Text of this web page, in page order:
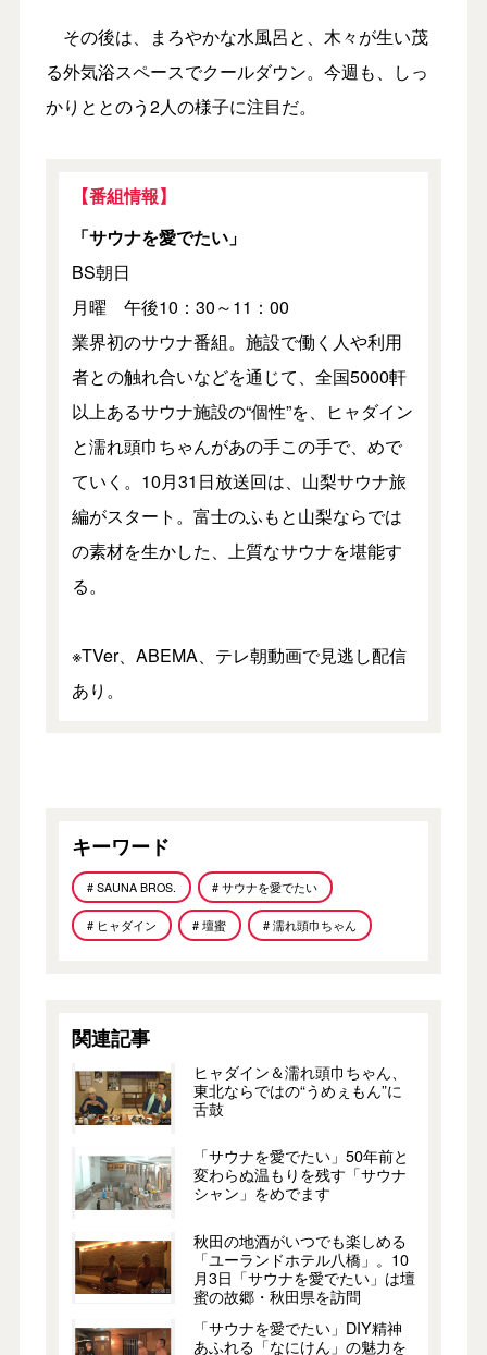
その後は、まろやかな水風呂と、木々が生い茂
る外気浴スペースでクールダウン。今週も、しっ
かりととのう2人の様子に注目だ。
【番組情報】
「サウナを愛でたい」
BS朝日
月曜 午後10：30～11：00
業界初のサウナ番組。施設で働く人や利用
者との触れ合いなどを通じて、全国5000軒
以上あるサウナ施設の“個性”を、ヒャダイン
と濡れ頭巾ちゃんがあの手この手で、めで
ていく。10月31日放送回は、山梨サウナ旅
編がスタート。富士のふもと山梨ならでは
の素材を生かした、上質なサウナを堪能す
る。
※TVer、ABEMA、テレ朝動画で見逃し配信
あり。
キーワード
# SAUNA BROS. # サウナを愛でたい
# ヒャダイン # 壇蜜 # 濡れ頭巾ちゃん
関連記事
ヒャダイン＆濡れ頭巾ちゃん、
東北ならではの“うめぇもん”に
舌鼓
「サウナを愛でたい」50年前と
変わらぬ温もりを残す「サウナ
シャン」をめでます
秋田の地酒がいつでも楽しめる
「ユーランドホテル八橋」。10
月3日「サウナを愛でたい」は壇
蜜の故郷・秋田県を訪問
「サウナを愛でたい」DIY精神
あふれる「なにけん」の魅力を